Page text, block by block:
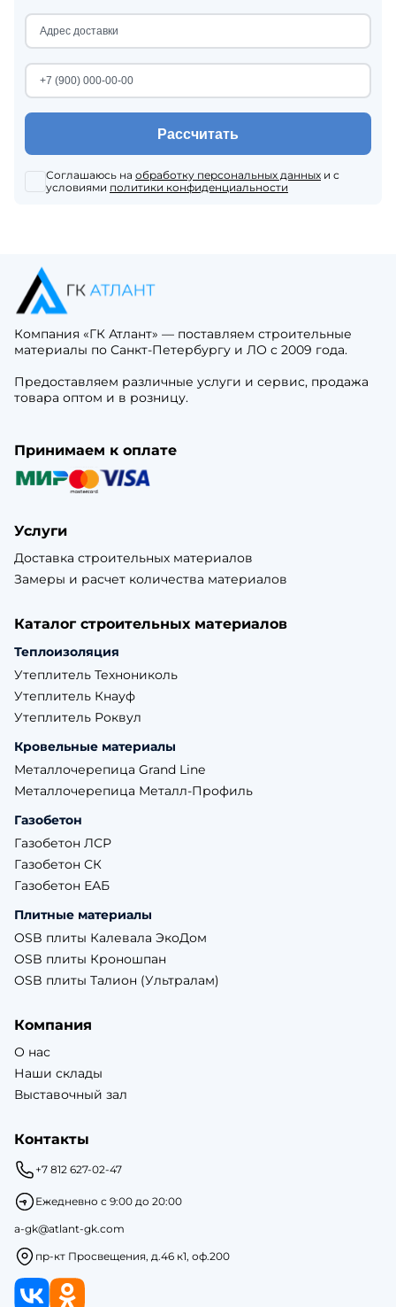
Рассчитать
Соглашаюсь на обработку персональных данных и с
условиями политики конфиденциальности
Компания «ГК Атлант» — поставляем строительные
материалы по Санкт-Петербургу и ЛО с 2009 года.
Предоставляем различные услуги и сервис, продажа
товара оптом и в розницу.
Принимаем к оплате
Услуги
Доставка строительных материалов
Замеры и расчет количества материалов
Каталог строительных материалов
Теплоизоляция
Утеплитель Технониколь
Утеплитель Кнауф
Утеплитель Роквул
Кровельные материалы
Металлочерепица Grand Line
Металлочерепица Металл-Профиль
Газобетон
Газобетон ЛСР
Газобетон СК
Газобетон ЕАБ
Плитные материалы
OSB плиты Калевала ЭкоДом
OSB плиты Кроношпан
OSB плиты Талион (Ультралам)
Компания
О нас
Наши склады
Выставочный зал
Контакты
+7 812 627-02-47
Ежедневно с 9:00 до 20:00
a-gk@atlant-gk.com
пр-кт Просвещения, д.46 к1, оф.200